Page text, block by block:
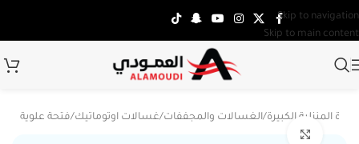
Skip to navigation
Skip to main content
المنزلية الكبيرة/الغسالات والمجففات/غسالات اوتوماتيك/فتحة علوية